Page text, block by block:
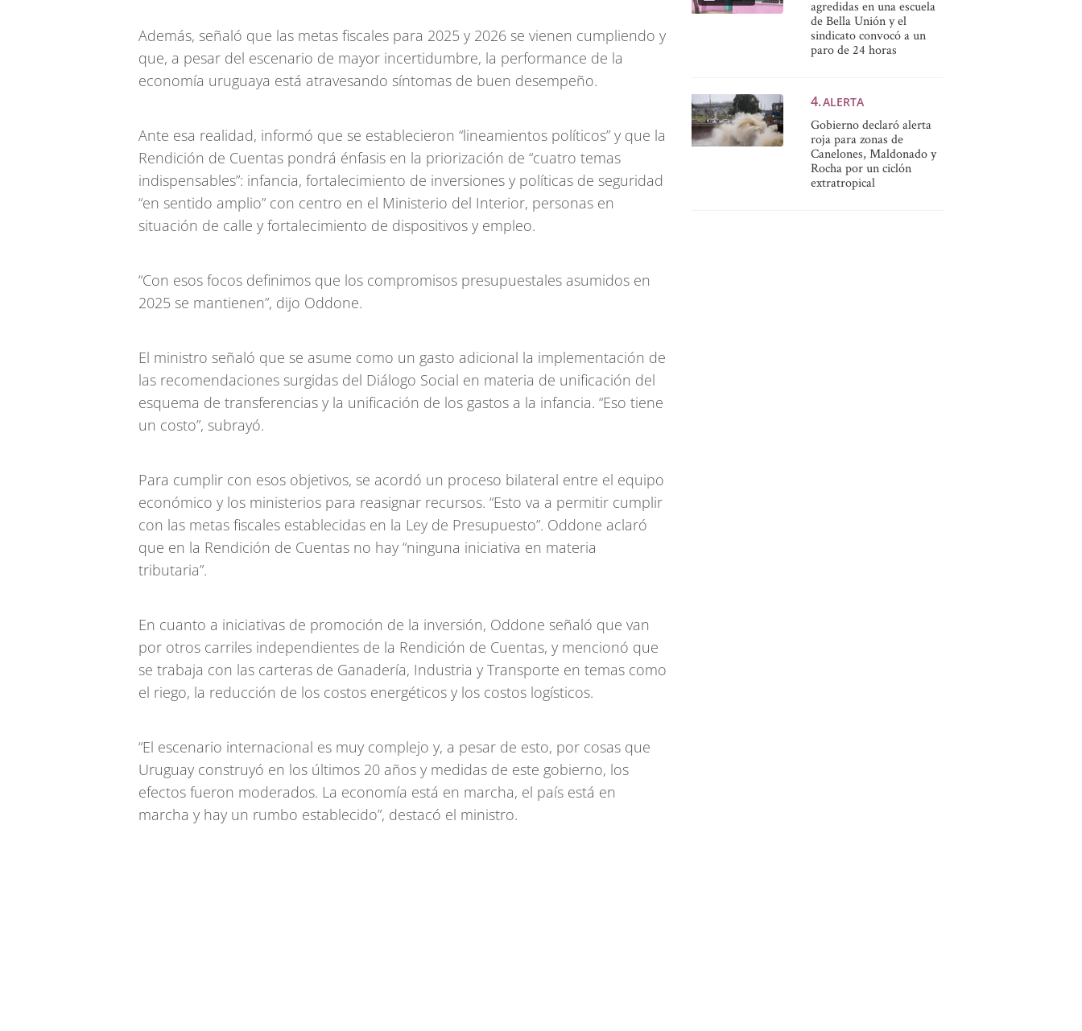
Además, señaló que las metas fiscales para 2025 y 2026 se vienen cumpliendo y
que, a pesar del escenario de mayor incertidumbre, la performance de la
economía uruguaya está atravesando síntomas de buen desempeño.
Ante esa realidad, informó que se establecieron “lineamientos políticos” y que la
Rendición de Cuentas pondrá énfasis en la priorización de “cuatro temas
indispensables”: infancia, fortalecimiento de inversiones y políticas de seguridad
“en sentido amplio” con centro en el Ministerio del Interior, personas en
situación de calle y fortalecimiento de dispositivos y empleo.
“Con esos focos definimos que los compromisos presupuestales asumidos en
2025 se mantienen”, dijo Oddone.
El ministro señaló que se asume como un gasto adicional la implementación de
las recomendaciones surgidas del Diálogo Social en materia de unificación del
esquema de transferencias y la unificación de los gastos a la infancia. “Eso tiene
un costo”, subrayó.
Para cumplir con esos objetivos, se acordó un proceso bilateral entre el equipo
económico y los ministerios para reasignar recursos. “Esto va a permitir cumplir
con las metas fiscales establecidas en la Ley de Presupuesto”. Oddone aclaró
que en la Rendición de Cuentas no hay “ninguna iniciativa en materia
tributaria”.
En cuanto a iniciativas de promoción de la inversión, Oddone señaló que van
por otros carriles independientes de la Rendición de Cuentas, y mencionó que
se trabaja con las carteras de Ganadería, Industria y Transporte en temas como
el riego, la reducción de los costos energéticos y los costos logísticos.
“El escenario internacional es muy complejo y, a pesar de esto, por cosas que
Uruguay construyó en los últimos 20 años y medidas de este gobierno, los
efectos fueron moderados. La economía está en marcha, el país está en
marcha y hay un rumbo establecido”, destacó el ministro.
agredidas en una escuela
de Bella Unión y el
sindicato convocó a un
paro de 24 horas
ALERTA
Gobierno declaró alerta
roja para zonas de
Canelones, Maldonado y
Rocha por un ciclón
extratropical